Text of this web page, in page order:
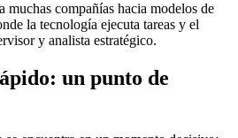
muchas compañías hacia modelos de
la tecnología ejecuta tareas y el
y analista estratégico.
un punto de